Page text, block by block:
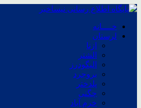
خــــانه
لرستان
ازنا
الشتر
الیگودرز
بروجرد
پلدختر
چگنی
خرم آباد